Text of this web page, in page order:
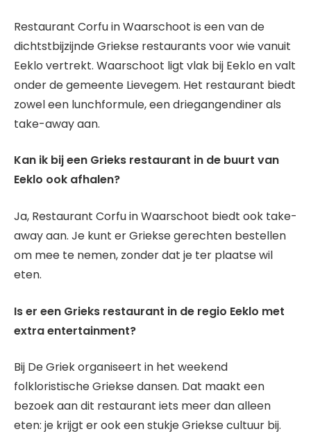
Restaurant Corfu in Waarschoot is een van de
dichtstbijzijnde Griekse restaurants voor wie vanuit
Eeklo vertrekt. Waarschoot ligt vlak bij Eeklo en valt
onder de gemeente Lievegem. Het restaurant biedt
zowel een lunchformule, een driegangendiner als
take-away aan.
Kan ik bij een Grieks restaurant in de buurt van
Eeklo ook afhalen?
Ja, Restaurant Corfu in Waarschoot biedt ook take-
away aan. Je kunt er Griekse gerechten bestellen
om mee te nemen, zonder dat je ter plaatse wil
eten.
Is er een Grieks restaurant in de regio Eeklo met
extra entertainment?
Bij De Griek organiseert in het weekend
folkloristische Griekse dansen. Dat maakt een
bezoek aan dit restaurant iets meer dan alleen
eten: je krijgt er ook een stukje Griekse cultuur bij.